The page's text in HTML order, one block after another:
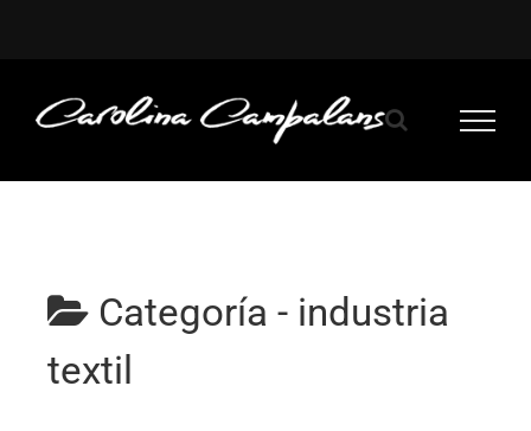
Categoría - industria
textil